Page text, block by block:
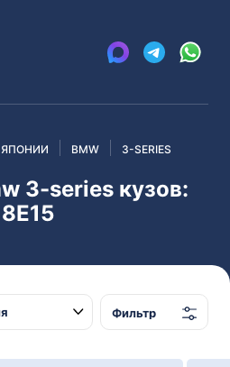
BMW 3-SERIES
3-series кузов:
8E15
Фильтр